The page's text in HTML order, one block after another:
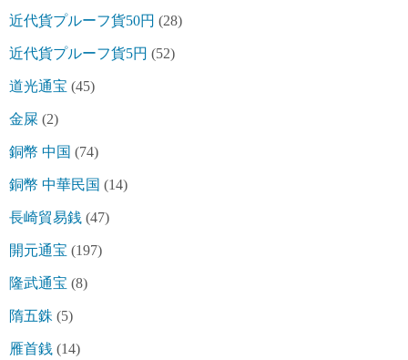
近代貨プルーフ貨50円 (28)
近代貨プルーフ貨5円 (52)
道光通宝 (45)
金屎 (2)
銅幣 中国 (74)
銅幣 中華民国 (14)
長崎貿易銭 (47)
開元通宝 (197)
隆武通宝 (8)
隋五銖 (5)
雁首銭 (14)